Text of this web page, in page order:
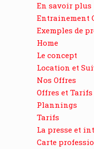
En savoir plus
Entrainement
Exemples de
Home
Le concept
Location et
Nos Offres
Offres et Tarifs
Plannings
Tarifs
La presse et
Carte